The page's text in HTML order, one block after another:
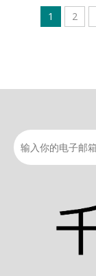
1 2